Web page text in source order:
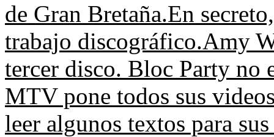
de Gran Bretaña.En
trabajo discográfico.Amy
tercer disco. Bloc Party no
MTV pone todos sus
leer algunos textos para